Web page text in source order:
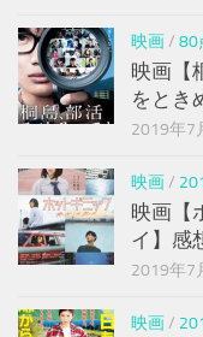
映画/ 80
映画【
をとき
2019年7
映画/
映画【
イ】感
2019年7
映画/